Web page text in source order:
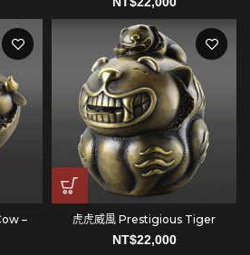
–
虎虎威風 Prestigious Tiger
NT$22,000